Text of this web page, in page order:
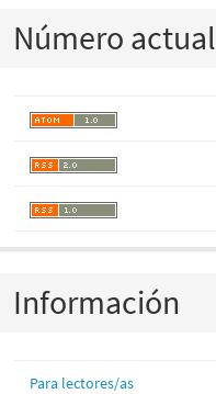
Número actual
Información
Para lectores/as